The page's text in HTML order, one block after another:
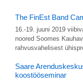
The FinEst Band
16.-19. juuni 2019
noored Soomes
rahvusvahelisest
Saare
koostööseminar